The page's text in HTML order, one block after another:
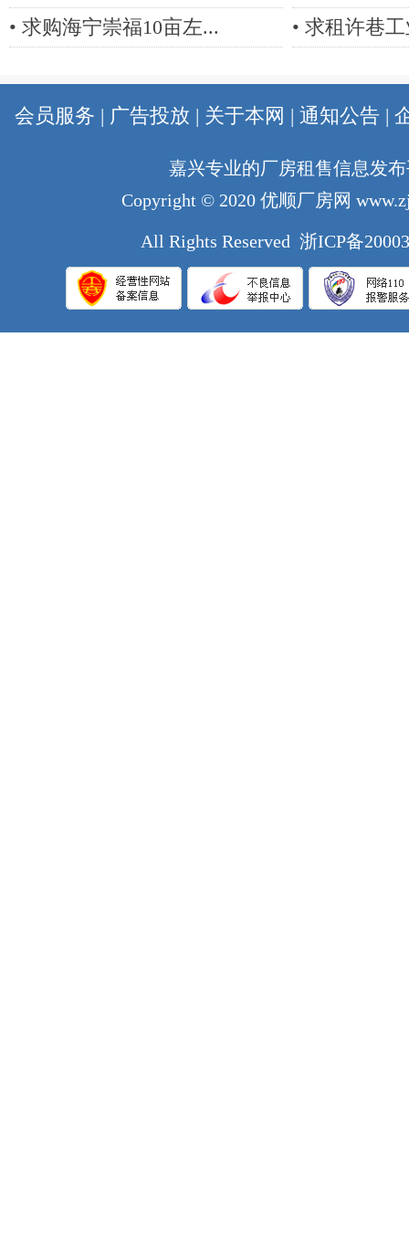
• 求购海宁崇福10亩左... • 求租许巷
会员服务 | 广告投放 | 关于本网 | 通知公告 |
嘉兴专业的厂房租售信息发
Copyright © 2020 优顺厂房网
All Rights Reserved 浙ICP备